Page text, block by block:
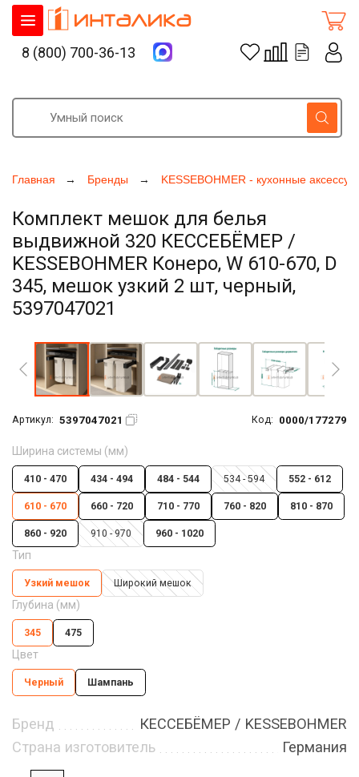
Главная Бренды KESSEBOHMER - кухонные
Комплект мешок для белья
выдвижной 320 КЕССЕБЁМЕР /
KESSEBOHMER Конеро, W 610-670, D
345, мешок узкий 2 шт, черный,
5397047021
Артикул: 5397047021 Код: 0000/177279
Ширина системы (мм)
410 - 470 434 - 494 484 - 544 534 - 594 552 - 612
610 - 670 660 - 720 710 - 770 760 - 820 810 - 870
860 - 920 910 - 970 960 - 1020
Тип
Узкий мешок Широкий мешок
Глубина (мм)
345 475
Цвет
Черный Шампань
Бренд
КЕССЕБЁМЕР / KESSEBOHMER
Страна изготовитель
Германия
8 (800) 700-36-13